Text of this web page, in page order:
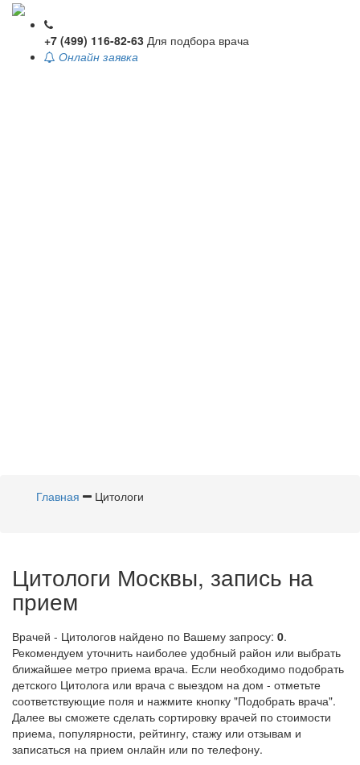
+7 (499) 116-82-63 Для подбора врача
Онлайн заявка
Главная Цитологи
Цитологи Москвы, запись на
прием
Врачей - Цитологов найдено по Вашему запросу: 0.
Рекомендуем уточнить наиболее удобный район или выбрать
ближайшее метро приема врача. Если необходимо подобрать
детского Цитолога или врача с выездом на дом - отметьте
соответствующие поля и нажмите кнопку "Подобрать врача".
Далее вы сможете сделать сортировку врачей по стоимости
приема, популярности, рейтингу, стажу или отзывам и
записаться на прием онлайн или по телефону.